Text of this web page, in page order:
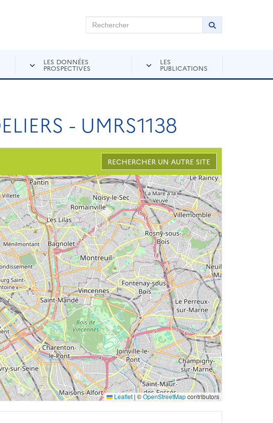
Rechercher sur Andra Inventaire Rechercher
Lancer la
LES DONNÉES
PROSPECTIVES
LES
PUBLICATIONS
- UMRS1138
RECHERCHER UN AUTRE SITE
Leaflet|©OpenStreetMapcontributors